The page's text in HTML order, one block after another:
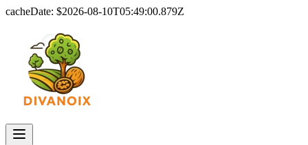
cacheDate: $2026-08-10T05:49:00.879Z